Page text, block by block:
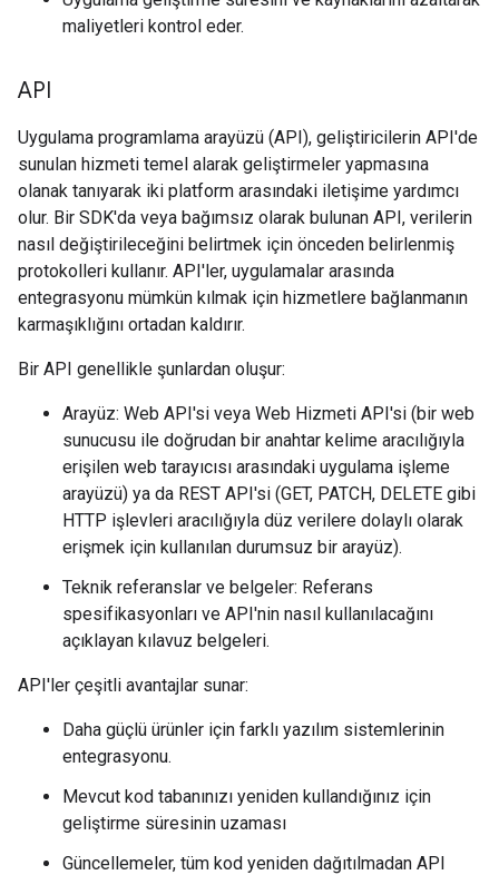
maliyetleri kontrol eder.
API
Uygulama programlama arayüzü (API), geliştiricilerin API'de
sunulan hizmeti temel alarak geliştirmeler yapmasına
olanak tanıyarak iki platform arasındaki iletişime yardımcı
olur. Bir SDK'da veya bağımsız olarak bulunan API, verilerin
nasıl değiştirileceğini belirtmek için önceden belirlenmiş
protokolleri kullanır. API'ler, uygulamalar arasında
entegrasyonu mümkün kılmak için hizmetlere bağlanmanın
karmaşıklığını ortadan kaldırır.
Bir API genellikle şunlardan oluşur:
Arayüz: Web API'si veya Web Hizmeti API'si (bir web
sunucusu ile doğrudan bir anahtar kelime aracılığıyla
erişilen web tarayıcısı arasındaki uygulama işleme
arayüzü) ya da REST API'si (GET, PATCH, DELETE gibi
HTTP işlevleri aracılığıyla düz verilere dolaylı olarak
erişmek için kullanılan durumsuz bir arayüz).
Teknik referanslar ve belgeler: Referans
spesifikasyonları ve API'nin nasıl kullanılacağını
açıklayan kılavuz belgeleri.
API'ler çeşitli avantajlar sunar:
Daha güçlü ürünler için farklı yazılım sistemlerinin
entegrasyonu.
Mevcut kod tabanınızı yeniden kullandığınız için
geliştirme süresinin uzaması
Güncellemeler, tüm kod yeniden dağıtılmadan API